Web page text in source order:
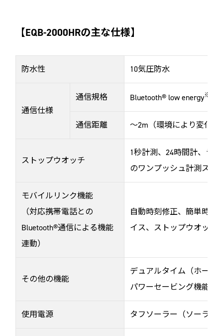
【EQB-2000HRの主な仕様】
防水性 10気圧防水
通信仕様
通信規格 Bluetooth® low energy※
通信距離 ～2m（環境により変化）
ストップウオッチ
1秒計測、24時間計、ラ
のワンプッシュ計測スタ
モバイルリンク機能
（対応携帯電話との
Bluetooth®通信による機能
連動）
自動時刻修正、簡単時計
イス、ストップウオッチ
その他の機能
デュアルタイム（ホーム
パワーセービング機能、
使用電源 タフソーラー（ソーラー